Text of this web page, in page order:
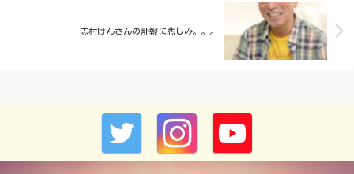
志村けんさんの訃報に悲しみ。。。